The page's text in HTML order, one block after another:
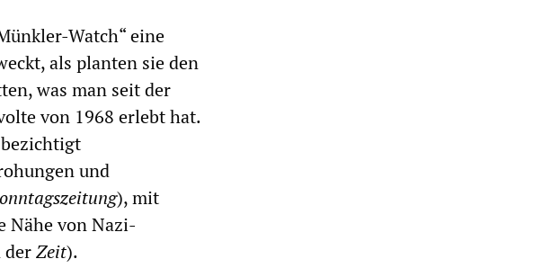
Watch“ eine
als planten sie den
was man seit der
von 1968 erlebt hat.
und
), mit
Nähe von Nazi-
derZeit).